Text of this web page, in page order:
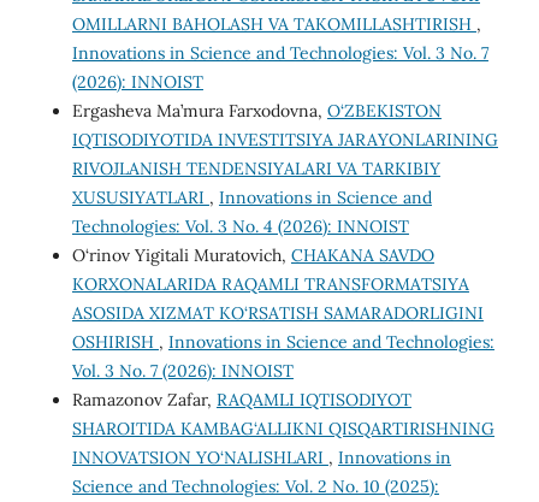
OMILLARNI BAHOLASH VA TAKOMILLASHTIRISH ,
Innovations in Science and Technologies: Vol. 3 No. 7
(2026): INNOIST
Ergasheva Ma’mura Farxodovna, O‘ZBEKISTON
IQTISODIYOTIDA INVESTITSIYA JARAYONLARINING
RIVOJLANISH TENDENSIYALARI VA TARKIBIY
XUSUSIYATLARI , Innovations in Science and
Technologies: Vol. 3 No. 4 (2026): INNOIST
O‘rinov Yigitali Muratovich, CHAKANA SAVDO
KORXONALARIDA RAQAMLI TRANSFORMATSIYA
ASOSIDA XIZMAT KO‘RSATISH SAMARADORLIGINI
OSHIRISH , Innovations in Science and Technologies:
Vol. 3 No. 7 (2026): INNOIST
Ramazonov Zafar, RAQAMLI IQTISODIYOT
SHAROITIDA KAMBAG‘ALLIKNI QISQARTIRISHNING
INNOVATSION YO‘NALISHLARI , Innovations in
Science and Technologies: Vol. 2 No. 10 (2025):